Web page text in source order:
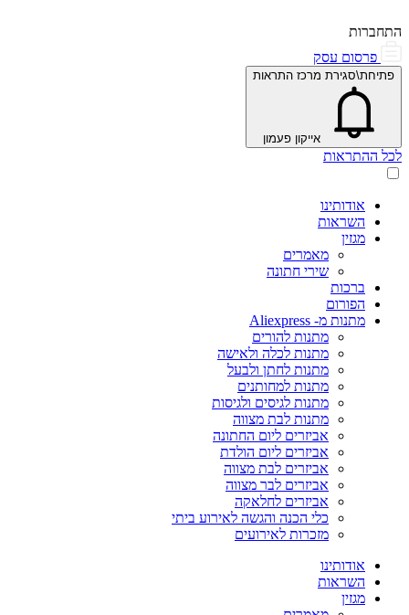
התחברות
פרסום עסק
פתיחת\סגירת מרכז התראות
אייקון פעמון
לכל ההתראות
אודותינו
השראות
מגזין
מאמרים
שירי חתונה
ברכות
הפורום
מתנות מ- Aliexpress
מתנות להורים
מתנות לכלה ולאישה
מתנות לחתן ולבעל
מתנות למחותנים
מתנות לגיסים ולגיסות
מתנות לבת מצווה
אביזרים ליום החתונה
אביזרים ליום הולדת
אביזרים לבת מצווה
אביזרים לבר מצווה
אביזרים לחלאקה
כלי הכנה והגשה לאירוע ביתי
מזכרות לאירועים
אודותינו
השראות
מגזין